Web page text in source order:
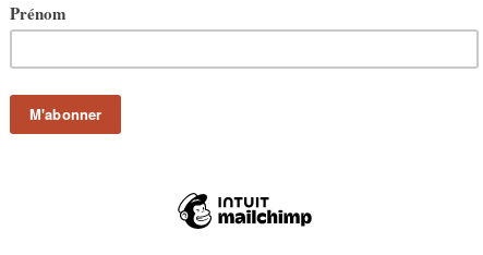
va vers Gregory Porter. Du jazz, du jazz. du jazz.
Porter - 1960 What?